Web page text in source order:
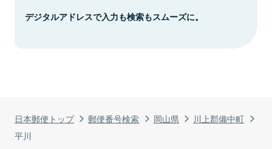
日本郵便トップ 郵便番号検索 岡山県
川上郡備中町
平川
デジタルアドレスで入力も検索もスムーズに。